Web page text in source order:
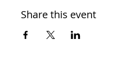
Share this event